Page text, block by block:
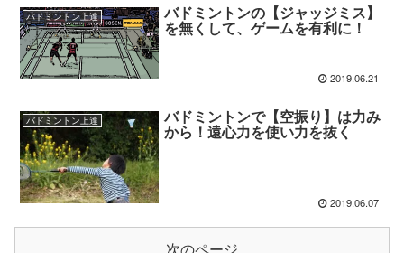
バドミントン上達 バドミントンの【ジャッジミス】
を無くして、ゲームを有利に！
2019.06.21
バドミントン上達 バドミントンで【空振り】は力み
から！遠心力を使い力を抜く
2019.06.07